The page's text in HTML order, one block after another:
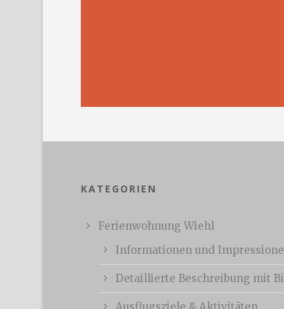
KATEGORIEN
Ferienwohnung Wiehl
Informationen und
Detaillierte Beschreibung mit